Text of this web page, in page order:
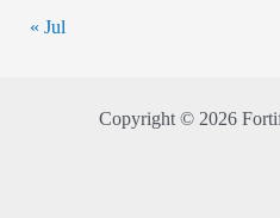
« Jul
Copyright © 2026